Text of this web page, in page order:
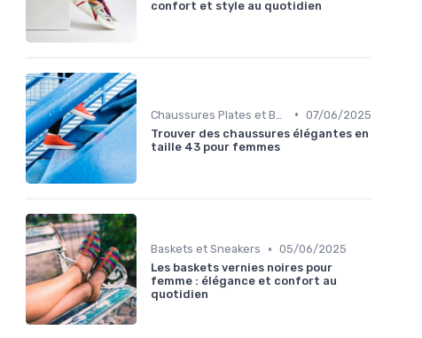
confort et style au quotidien
• 07/06/2025
Trouver des chaussures élégantes en
taille 43 pour femmes
Baskets et Sneakers • 05/06/2025
Les baskets vernies noires pour
femme : élégance et confort au
quotidien